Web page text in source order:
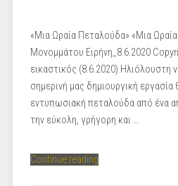
«Μια Ωραία Πεταλούδα» «Μια Ωραία
Μονομμάτου Ειρήνη_8.6.2020
εικαστικός (8.6.2020) Ηλιόλουστη
σημερινή μας δημιουργική εργασία
εντυπωσιακή πεταλούδα από ένα
την εύκολη, γρήγορη και …
Continue reading“«Μια